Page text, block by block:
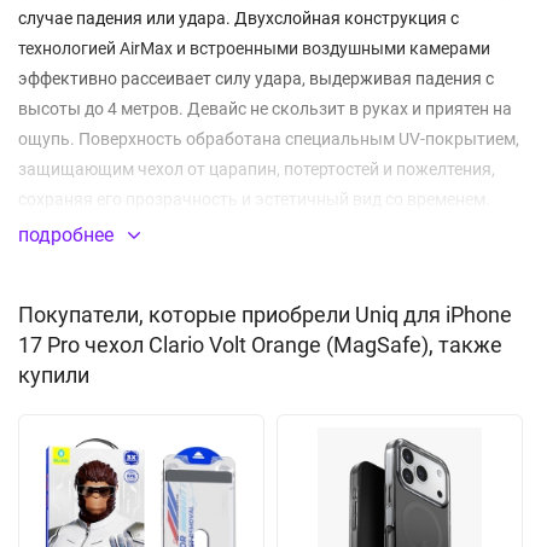
случае падения или удара. Двухслойная конструкция с
технологией AirMax и встроенными воздушными камерами
эффективно рассеивает силу удара, выдерживая падения с
высоты до 4 метров. Девайс не скользит в руках и приятен на
ощупь. Поверхность обработана специальным UV-покрытием,
защищающим чехол от царапин, потертостей и пожелтения,
сохраняя его прозрачность и эстетичный вид со временем.
Приподнятые бортики вокруг экрана и камеры защищают
попадание внутрь частиц мусора и капель влаги. Все
отверстия для разъемов, микрофона и камеры выполнены
точно и аккуратно. Толщина кейса не препятствует nfc
легко подключить беспроводную зарядку, картхолдер и другие
аксессуары с таким креплением. Стильный дизайн дополнен
алюминиевой рамкой для объектива камеры и боковыми
накладками. Поставляется в фирменной подарочной упаковке
подробнее
Покупатели, которые приобрели Uniq для iPhone
17 Pro чехол Clario Volt Orange (MagSafe), также
купили